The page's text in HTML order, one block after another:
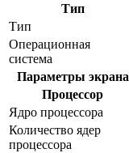
Тип
Тип
Операционная
система
Параметры экрана
Процессор
Ядро процессора
Количество ядер
процессора